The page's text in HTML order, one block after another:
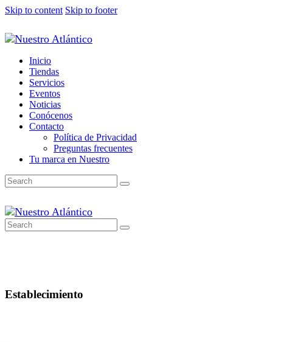
Skip to content Skip to footer
Inicio
Tiendas
Servicios
Eventos
Noticias
Conócenos
Contacto
Política de Privacidad
Preguntas frecuentes
Tu marca en Nuestro
Establecimiento